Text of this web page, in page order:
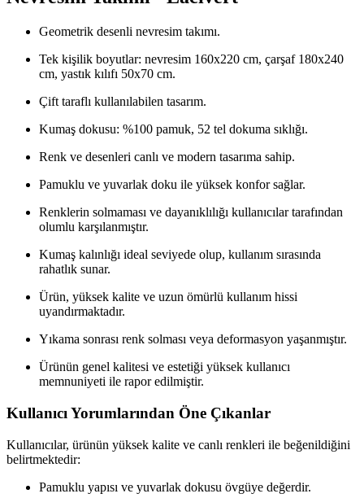
Geometrik desenli nevresim takımı.
Tek kişilik boyutlar: nevresim 160x220 cm, çarşaf 180x240
cm, yastık kılıfı 50x70 cm.
Çift taraflı kullanılabilen tasarım.
Kumaş dokusu: %100 pamuk, 52 tel dokuma sıklığı.
Renk ve desenleri canlı ve modern tasarıma sahip.
Pamuklu ve yuvarlak doku ile yüksek konfor sağlar.
Renklerin solmaması ve dayanıklılığı kullanıcılar tarafından
olumlu karşılanmıştır.
Kumaş kalınlığı ideal seviyede olup, kullanım sırasında
rahatlık sunar.
Ürün, yüksek kalite ve uzun ömürlü kullanım hissi
uyandırmaktadır.
Yıkama sonrası renk solması veya deformasyon yaşanmıştır.
Ürünün genel kalitesi ve estetiği yüksek kullanıcı
memnuniyeti ile rapor edilmiştir.
Kullanıcı Yorumlarından Öne Çıkanlar
Kullanıcılar, ürünün yüksek kalite ve canlı renkleri ile beğenildiğini
belirtmektedir:
Pamuklu yapısı ve yuvarlak dokusu övgüye değerdir.